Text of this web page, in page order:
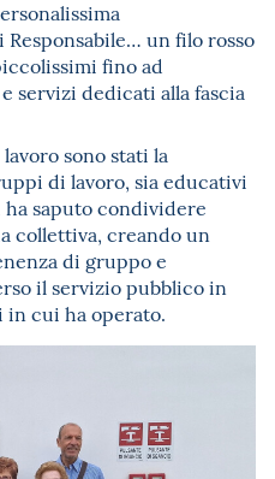
un filo rosso
fino ad
servizi dedicati alla fascia
sono stati la
di lavoro, sia educativi
saputo condividere
collettiva, creando un
di gruppo e
il servizio pubblico in
cui ha operato.